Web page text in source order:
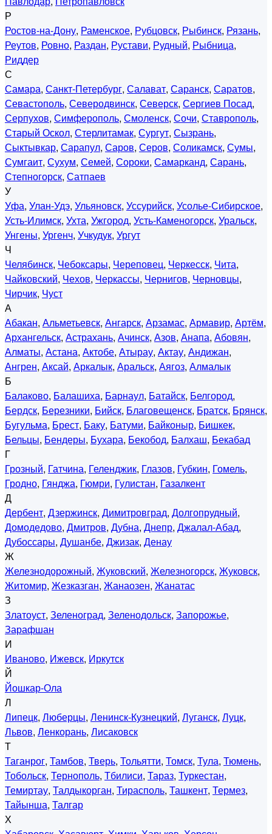
Р
Ростов-на-Дону, Раменское, Рубцовск, Рыбинск, Рязань,
Реутов, Ровно, Раздан, Рустави, Рудный, Рыбница,
Риддер
С
Самара, Санкт-Петербург, Салават, Саранск, Саратов,
Севастополь, Северодвинск, Северск, Сергиев Посад,
Серпухов, Симферополь, Смоленск, Сочи, Ставрополь,
Старый Оскол, Стерлитамак, Сургут, Сызрань,
Сыктывкар, Сарапул, Саров, Серов, Соликамск, Сумы,
Сумгаит, Сухум, Семей, Сороки, Самарканд, Сарань,
Степногорск, Сатпаев
У
Уфа, Улан-Удэ, Ульяновск, Уссурийск, Усолье-Сибирское,
Усть-Илимск, Ухта, Ужгород, Усть-Каменогорск, Уральск,
Унгены, Ургенч, Учкудук, Ургут
Ч
Челябинск, Чебоксары, Череповец, Черкесск, Чита,
Чайковский, Чехов, Черкассы, Чернигов, Черновцы,
Чирчик, Чуст
А
Абакан, Альметьевск, Ангарск, Арзамас, Армавир, Артём,
Архангельск, Астрахань, Ачинск, Азов, Анапа, Абовян,
Алматы, Астана, Актобе, Атырау, Актау, Андижан,
Ангрен, Аксай, Аркалык, Аральск, Аягоз, Алмалык
Б
Балаково, Балашиха, Барнаул, Батайск, Белгород,
Бердск, Березники, Бийск, Благовещенск, Братск, Брянск,
Бугульма, Брест, Баку, Батуми, Байконыр, Бишкек,
Бельцы, Бендеры, Бухара, Бекобод, Балхаш, Бекабад
Г
Грозный, Гатчина, Геленджик, Глазов, Губкин, Гомель,
Гродно, Гянджа, Гюмри, Гулистан, Газалкент
Д
Дербент, Дзержинск, Димитровград, Долгопрудный,
Домодедово, Дмитров, Дубна, Днепр, Джалал-Абад,
Дубоссары, Душанбе, Джизак, Денау
Ж
Железнодорожный, Жуковский, Железногорск, Жуковск,
Житомир, Жезказган, Жанаозен, Жанатас
З
Златоуст, Зеленоград, Зеленодольск, Запорожье,
Зарафшан
И
Иваново, Ижевск, Иркутск
Й
Йошкар-Ола
Л
Липецк, Люберцы, Ленинск-Кузнецкий, Луганск, Луцк,
Львов, Ленкорань, Лисаковск
Т
Таганрог, Тамбов, Тверь, Тольятти, Томск, Тула, Тюмень,
Тобольск, Тернополь, Тбилиси, Тараз, Туркестан,
Темиртау, Талдыкорган, Тирасполь, Ташкент, Термез,
Тайынша, Талгар
Х